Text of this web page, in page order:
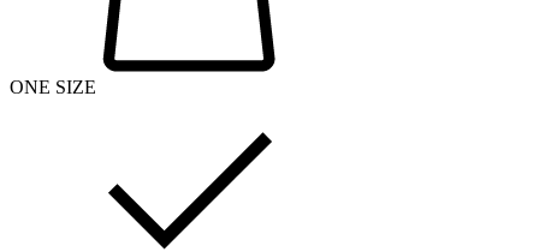
ONE SIZE